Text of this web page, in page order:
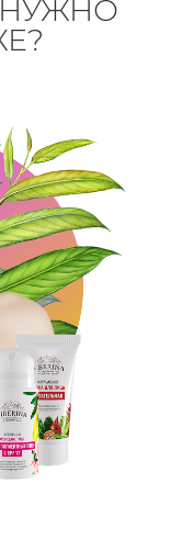
НУЖНО